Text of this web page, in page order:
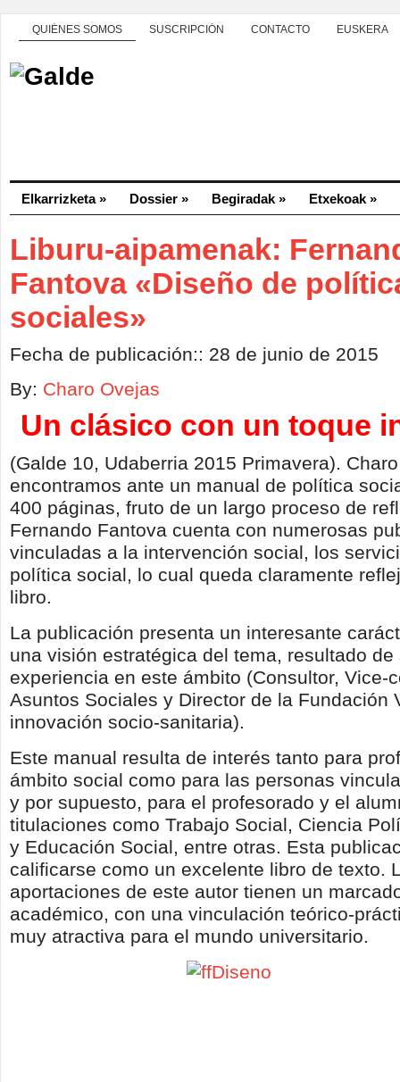
QUIÉNES SOMOS SUSCRIPCIÓN CONTACTO EUSKERA
Elkarrizketa» Dossier » Begiradak » Etxekoak »
Liburu-aipamenak:
Fantova «Diseño de
sociales»
Fecha de publicación:: 28 de junio de 2015
By: Charo Ovejas
Un clásico con un toque
(Galde 10, Udaberria 2015 Primavera).
encontramos ante un manual de política
400 páginas, fruto de un largo proceso de
Fernando Fantova cuenta con numerosas
vinculadas a la intervención social, los
política social, lo cual queda claramente
libro.
La publicación presenta un interesante
una visión estratégica del tema, resultado de
experiencia en este ámbito (Consultor, Vice-
Asuntos Sociales y Director de la Fundación
innovación socio-sanitaria).
Este manual resulta de interés tanto para
ámbito social como para las personas
y por supuesto, para el profesorado y el
titulaciones como Trabajo Social, Ciencia
y Educación Social, entre otras. Esta
calificarse como un excelente libro de texto.
aportaciones de este autor tienen un
académico, con una vinculación teórico-
muy atractiva para el mundo universitario.